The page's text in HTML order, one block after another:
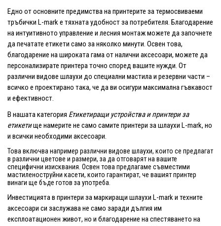
Едно от основните предимства на принтерите за термосвиваеми
тръбички L-mark е тяхната удобност за потребителя. Благодарение
на интуитивното управление и лесния монтаж можете да започнете
да печатате етикети само за няколко минути. Освен това,
благодарение на широката гама от налични аксесоари, можете да
персонализирате принтера точно според вашите нужди. От
различни видове шлаухи до специални мастила и резервни части –
всичко е проектирано така, че да ви осигури максимална гъвкавост
и ефективност.
В нашата категория Етикетиращи устройства и принтери за
етикетище намерите не само самите принтери за шлаухи L-mark, но
и всички необходими аксесоари.
Това включва например различни видове шлаухи, които се предлагат
в различни цветове и размери, за да отговарят на вашите
специфични изисквания. Освен това предлагаме съвместими
мастиленоструйни касети, които гарантират, че вашият принтер
винаги ще бъде готов за употреба.
Инвестицията в принтери за маркиращи шлаухи L-mark и техните
аксесоари си заслужава не само заради дългия им
експлоатационен живот, но и благодарение на спестяването на